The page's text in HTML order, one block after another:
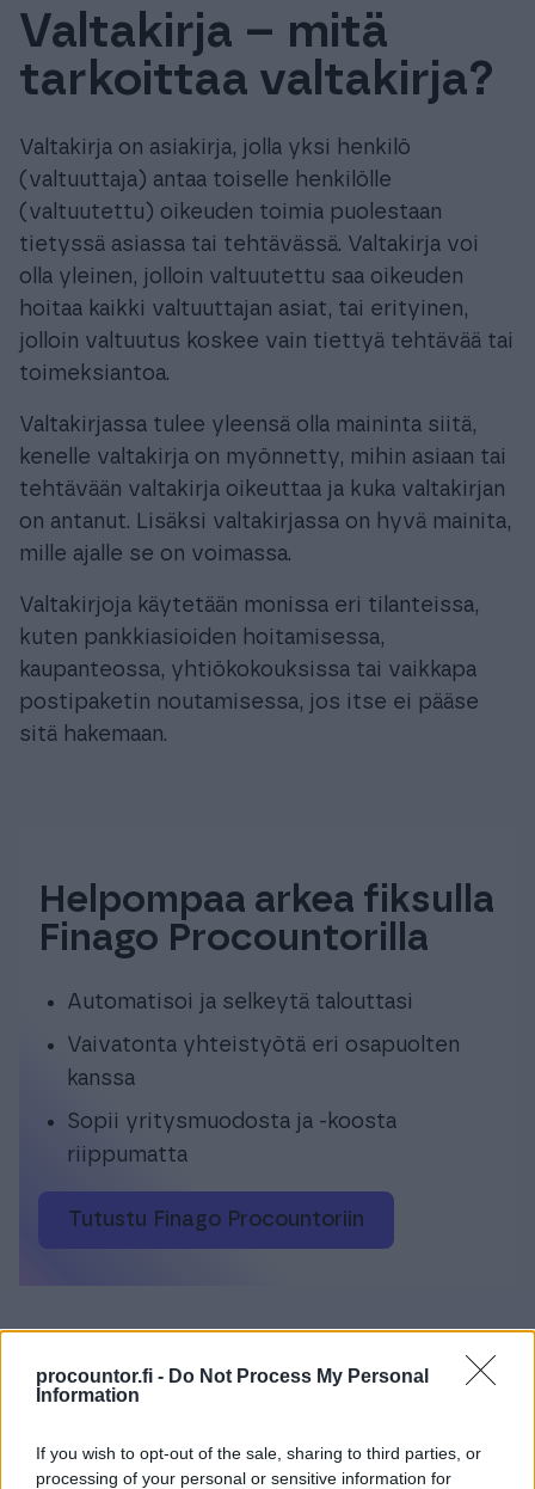
procountor.fi - Do Not Process My Personal
Information
If you wish to opt-out of the sale, sharing to third parties, or
processing of your personal or sensitive information for
Tuki & Koulutus
Tilaa Procountor
Kokeile maksutta
Kirjaudu
Valtakirja – mitä
tarkoittaa valtakirja?
Valtakirja on asiakirja, jolla yksi henkilö
(valtuuttaja) antaa toiselle henkilölle
(valtuutettu) oikeuden toimia puolestaan
tietyssä asiassa tai tehtävässä. Valtakirja voi
olla yleinen, jolloin valtuutettu saa oikeuden
hoitaa kaikki valtuuttajan asiat, tai erityinen,
jolloin valtuutus koskee vain tiettyä tehtävää tai
toimeksiantoa.
Valtakirjassa tulee yleensä olla maininta siitä,
kenelle valtakirja on myönnetty, mihin asiaan tai
tehtävään valtakirja oikeuttaa ja kuka valtakirjan
on antanut. Lisäksi valtakirjassa on hyvä mainita,
mille ajalle se on voimassa.
Valtakirjoja käytetään monissa eri tilanteissa,
kuten pankkiasioiden hoitamisessa,
kaupanteossa, yhtiökokouksissa tai vaikkapa
postipaketin noutamisessa, jos itse ei pääse
sitä hakemaan.
Helpompaa arkea fiksulla
Finago Procountorilla
Automatisoi ja selkeytä talouttasi
Vaivatonta yhteistyötä eri osapuolten
kanssa
Sopii yritysmuodosta ja -koosta
riippumatta
Tutustu Finago Procountoriin
Laadi laadukkaita
Sopimuskoneella